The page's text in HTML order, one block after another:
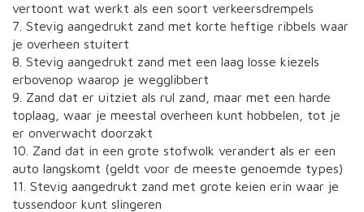
vertoont wat werkt als een soort verkeersdrempels
7. Stevig aangedrukt zand met korte heftige ribbels waar
je overheen stuitert
8. Stevig aangedrukt zand met een laag losse kiezels
erbovenop waarop je wegglibbert
9. Zand dat er uitziet als rul zand, maar met een harde
toplaag, waar je meestal overheen kunt hobbelen, tot je
er onverwacht doorzakt
10. Zand dat in een grote stofwolk verandert als er een
auto langskomt (geldt voor de meeste genoemde types)
11. Stevig aangedrukt zand met grote keien erin waar je
tussendoor kunt slingeren